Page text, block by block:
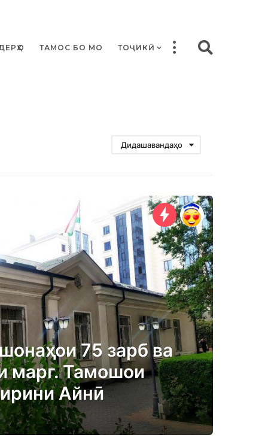
ТАМОС БО МО ТОҶИКӢ
Дидашавандаҳо
75 зарб ва
марг. Тамошои
Айнӣ